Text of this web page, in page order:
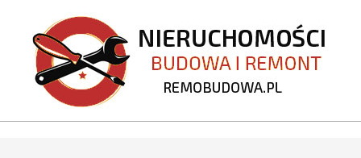
content
REMOBUDOWA.PL